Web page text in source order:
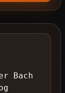
Bach